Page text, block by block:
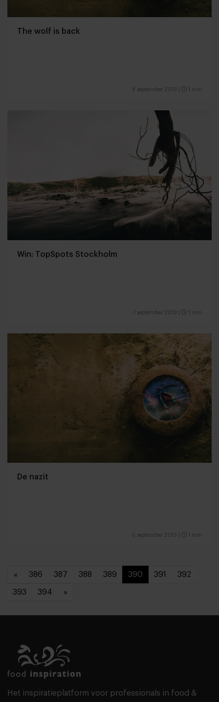
The wolf is back
8 september 2013 1 min
Win: TopSpots Stockholm
7 september 2013 1 min
De nazit
6 september 2013 1 min
« 386 387 388 389 390 391 392
393 394 »
Het inspiratieplatform voor professionals in food &